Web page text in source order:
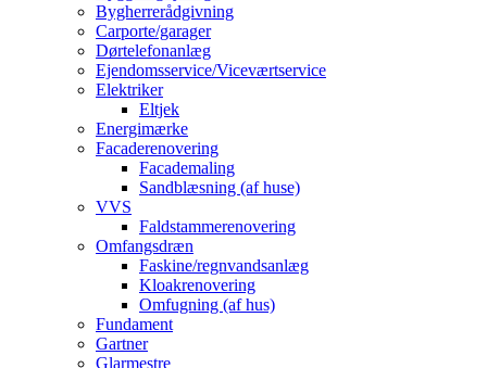
Bygherrerådgivning
Carporte/garager
Dørtelefonanlæg
Ejendomsservice/Viceværtservice
Elektriker
Eltjek
Energimærke
Facaderenovering
Facademaling
Sandblæsning (af huse)
VVS
Faldstammerenovering
Omfangsdræn
Faskine/regnvandsanlæg
Kloakrenovering
Omfugning (af hus)
Fundament
Gartner
Glarmestre